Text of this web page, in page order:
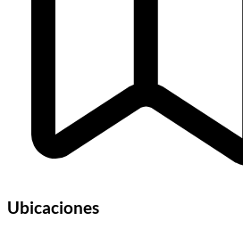
Ubicaciones